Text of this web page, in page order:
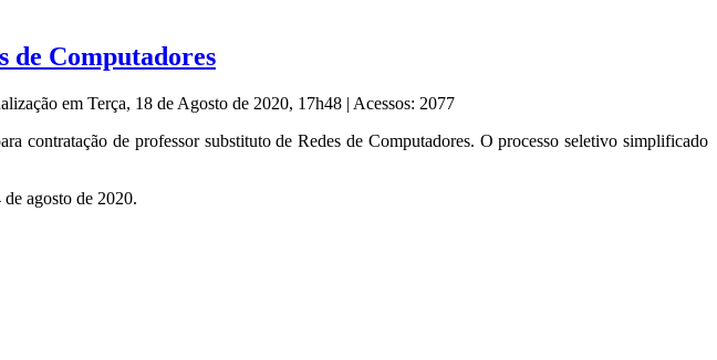
de Computadores
em Terça, 18 de Agosto de 2020, 17h48 | Acessos: 2077
contratação de professor substituto de Redes de Computadores. O processo seletivo simplificado
agosto de 2020.